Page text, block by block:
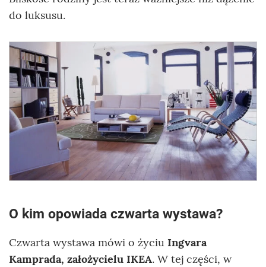
do luksusu.
O kim opowiada czwarta wystawa?
Czwarta wystawa mówi o życiu Ingvara
Kamprada, założycielu IKEA. W tej części, w